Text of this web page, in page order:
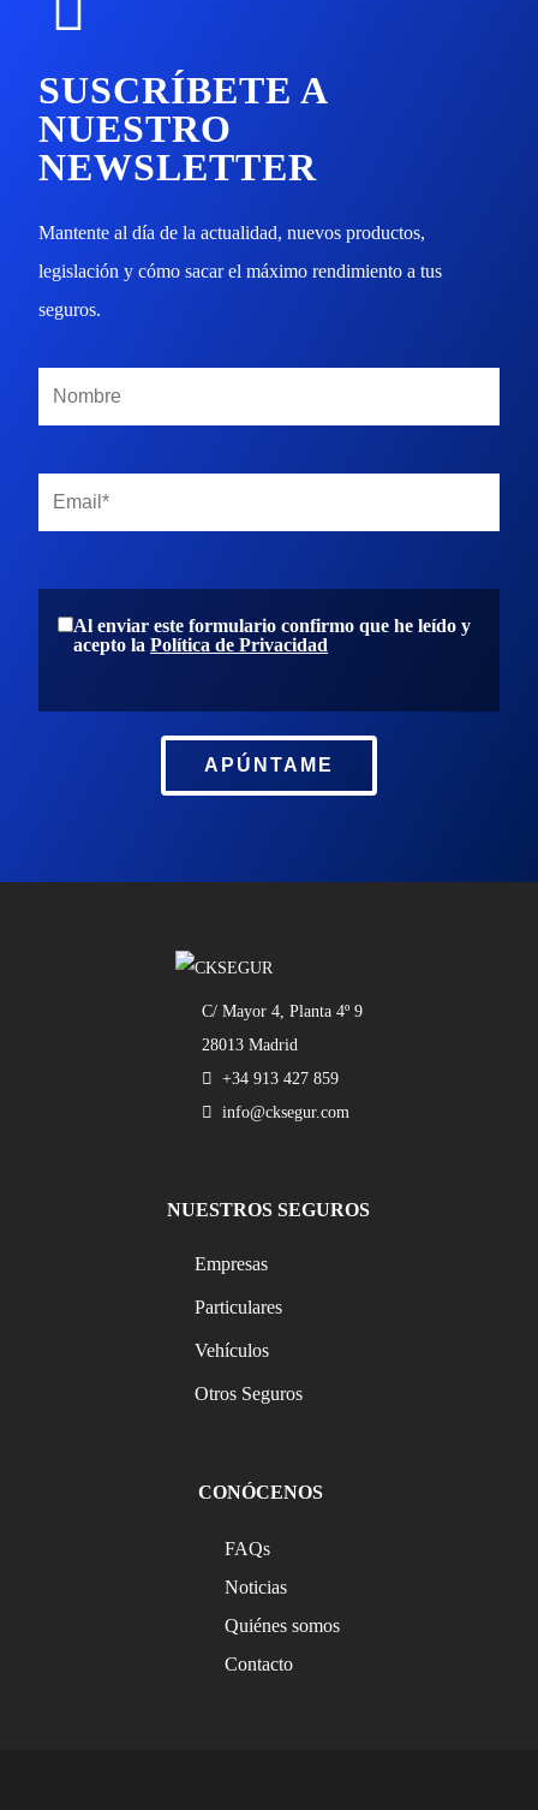
SUSCRÍBETE A
NUESTRO
NEWSLETTER
Mantente al día de la actualidad, nuevos productos,
legislación y cómo sacar el máximo rendimiento a tus
seguros.
Al enviar este formulario confirmo que he leído y
acepto laPolítica de Privacidad
APÚNTAME
C/ Mayor 4, Planta 4º 9
28013 Madrid
+34 913 427 859
info@cksegur.com
NUESTROS SEGUROS
Empresas
Particulares
Vehículos
Otros Seguros
CONÓCENOS
FAQs
Noticias
Quiénes somos
Contacto